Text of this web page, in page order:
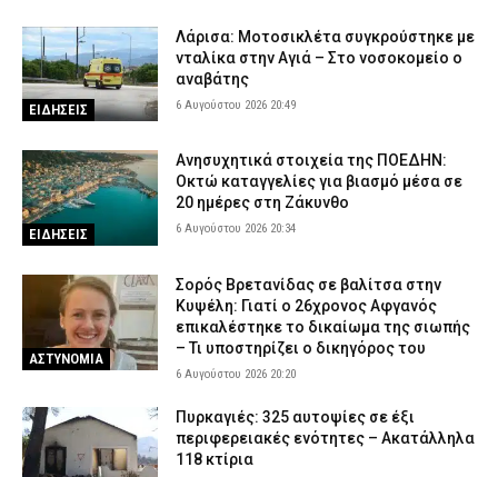
ΕΙΔΗΣΕΙΣ
Λάρισα: Μοτοσικλέτα συγκρούστηκε με
νταλίκα στην Αγιά – Στο νοσοκομείο ο
αναβάτης
6 Αυγούστου 2026 20:49
ΕΙΔΗΣΕΙΣ
Ανησυχητικά στοιχεία της ΠΟΕΔΗΝ:
Οκτώ καταγγελίες για βιασμό μέσα σε
20 ημέρες στη Ζάκυνθο
6 Αυγούστου 2026 20:34
ΑΣΤΥΝΟΜΙΑ
Σορός Βρετανίδας σε βαλίτσα στην
Κυψέλη: Γιατί ο 26χρονος Αφγανός
επικαλέστηκε το δικαίωμα της σιωπής
– Τι υποστηρίζει ο δικηγόρος του
6 Αυγούστου 2026 20:20
Πυρκαγιές: 325 αυτοψίες σε έξι
περιφερειακές ενότητες – Ακατάλληλα
118 κτίρια